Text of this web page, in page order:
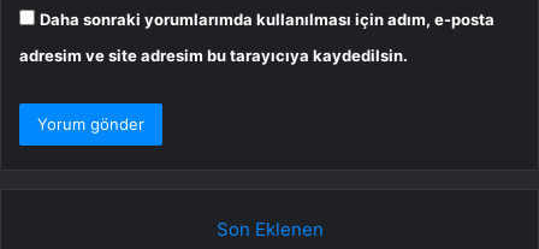
Daha sonraki yorumlarımda kullanılması için adım, e-posta
adresim ve site adresim bu tarayıcıya kaydedilsin.
Son Eklenen